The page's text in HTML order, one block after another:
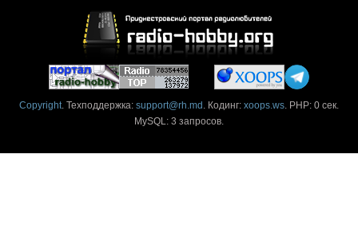
Copyright. Техподдержка: support@rh.md . Кодинг: xoops.ws. PHP: 0 сек.
MySQL: 3 запросов.